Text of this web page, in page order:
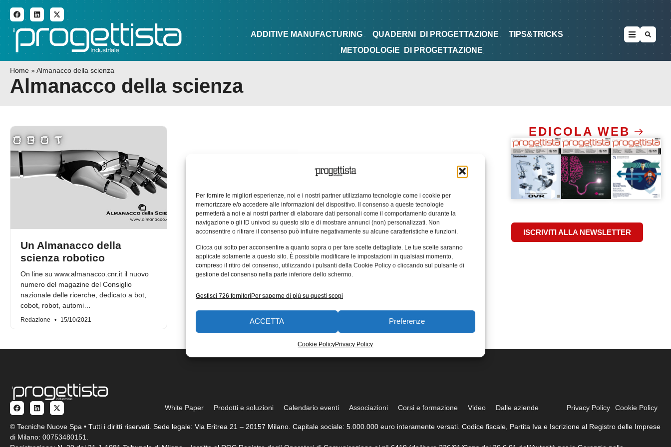
Per fornire le migliori esperienze, noi e i nostri partner utilizziamo tecnologie come i cookie per
memorizzare e/o accedere alle informazioni del dispositivo. Il consenso a queste tecnologie
permetterà a noi e ai nostri partner di elaborare dati personali come il comportamento durante la
navigazione o gli ID univoci su questo sito e di mostrare annunci (non) personalizzati. Non
acconsentire o ritirare il consenso può influire negativamente su alcune caratteristiche e funzioni.
Clicca qui sotto per acconsentire a quanto sopra o per fare scelte dettagliate. Le tue scelte saranno
applicate solamente a questo sito. È possibile modificare le impostazioni in qualsiasi momento,
compreso il ritiro del consenso, utilizzando i pulsanti della Cookie Policy o cliccando sul pulsante di
gestione del consenso nella parte inferiore dello schermo.
Gestisci 726 fornitoriPer saperne di più su questi scopi
ACCETTA Preferenze
Cookie PolicyPrivacy Policy
ADDITIVE MANUFACTURING QUADERNI DI PROGETTAZIONE TIPS&TRICKS METODOLOGIE DI PROGETTAZIONE
ADDITIVE MANUFACTURING QUADERNI DI PROGETTAZIONE
TIPS&TRICKS
METODOLOGIE
DI PROGETTAZIONE
Home » Almanacco della scienza
Almanacco della scienza
Un Almanacco della
scienza robotico
On line su www.almanacco.cnr.it il nuovo
numero del magazine del Consiglio
nazionale delle ricerche, dedicato a bot,
cobot, robot, automi…
Redazione 15/10/2021
EDICOLA WEB
ISCRIVITI ALLA NEWSLETTER
White Paper Prodotti e soluzioni Calendario eventi Associazioni Corsi e formazione Video Dalle aziende Privacy Policy Cookie Policy
© Tecniche Nuove Spa • Tutti i diritti riservati. Sede legale: Via Eritrea 21 – 20157 Milano. Capitale sociale: 5.000.000 euro interamente versati. Codice fiscale, Partita Iva e Iscrizione al Registro delle Imprese
di Milano: 00753480151.